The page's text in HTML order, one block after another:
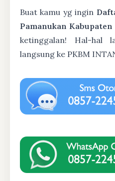
Buat kamu yg ingin
Pamanukan Kabupaten
ketinggalan! Hal-hal
langsung ke PKBM